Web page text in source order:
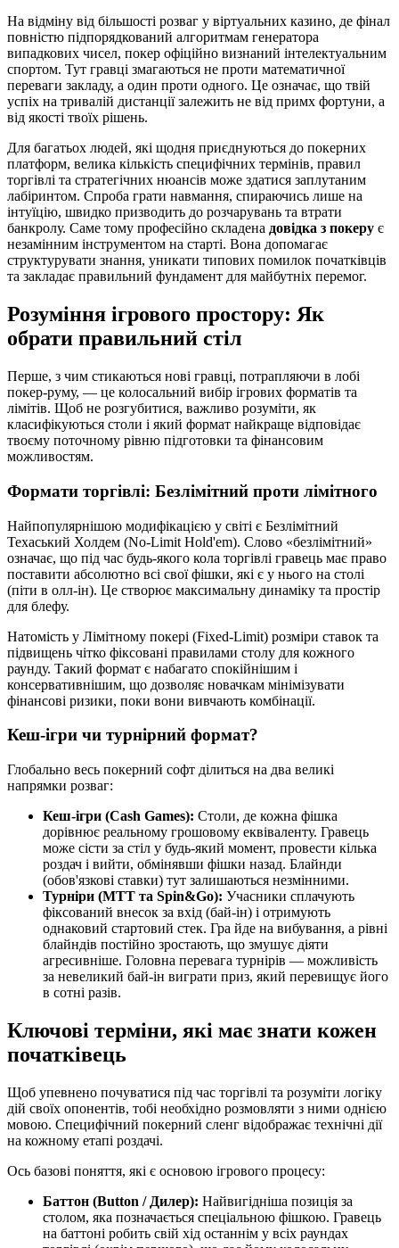
На відміну від більшості розваг у віртуальних казино, де фінал
повністю підпорядкований алгоритмам генератора
випадкових чисел, покер офіційно визнаний інтелектуальним
спортом. Тут гравці змагаються не проти математичної
переваги закладу, а один проти одного. Це означає, що твій
успіх на тривалій дистанції залежить не від примх фортуни, а
від якості твоїх рішень.
Для багатьох людей, які щодня приєднуються до покерних
платформ, велика кількість специфічних термінів, правил
торгівлі та стратегічних нюансів може здатися заплутаним
лабіринтом. Спроба грати навмання, спираючись лише на
інтуїцію, швидко призводить до розчарувань та втрати
банкролу. Саме тому професійно складена довідка з покеру є
незамінним інструментом на старті. Вона допомагає
структурувати знання, уникати типових помилок початківців
та закладає правильний фундамент для майбутніх перемог.
Розуміння ігрового простору: Як
обрати правильний стіл
Перше, з чим стикаються нові гравці, потрапляючи в лобі
покер-руму, — це колосальний вибір ігрових форматів та
лімітів. Щоб не розгубитися, важливо розуміти, як
класифікуються столи і який формат найкраще відповідає
твоєму поточному рівню підготовки та фінансовим
можливостям.
Формати торгівлі: Безлімітний проти лімітного
Найпопулярнішою модифікацією у світі є Безлімітний
Техаський Холдем (No-Limit Hold'em). Слово «безлімітний»
означає, що під час будь-якого кола торгівлі гравець має право
поставити абсолютно всі свої фішки, які є у нього на столі
(піти в олл-ін). Це створює максимальну динаміку та простір
для блефу.
Натомість у Лімітному покері (Fixed-Limit) розміри ставок та
підвищень чітко фіксовані правилами столу для кожного
раунду. Такий формат є набагато спокійнішим і
консервативнішим, що дозволяє новачкам мінімізувати
фінансові ризики, поки вони вивчають комбінації.
Кеш-ігри чи турнірний формат?
Глобально весь покерний софт ділиться на два великі
напрямки розваг:
Кеш-ігри (Cash Games): Столи, де кожна фішка
дорівнює реальному грошовому еквіваленту. Гравець
може сісти за стіл у будь-який момент, провести кілька
роздач і вийти, обмінявши фішки назад. Блайнди
(обов'язкові ставки) тут залишаються незмінними.
Турніри (MTT та Spin&Go): Учасники сплачують
фіксований внесок за вхід (бай-ін) і отримують
однаковий стартовий стек. Гра йде на вибування, а рівні
блайндів постійно зростають, що змушує діяти
агресивніше. Головна перевага турнірів — можливість
за невеликий бай-ін виграти приз, який перевищує його
в сотні разів.
Ключові терміни, які має знати кожен
початківець
Щоб упевнено почуватися під час торгівлі та розуміти логіку
дій своїх опонентів, тобі необхідно розмовляти з ними однією
мовою. Специфічний покерний сленг відображає технічні дії
на кожному етапі роздачі.
Ось базові поняття, які є основою ігрового процесу:
Баттон (Button / Дилер): Найвигідніша позиція за
столом, яка позначається спеціальною фішкою. Гравець
на баттоні робить свій хід останнім у всіх раундах